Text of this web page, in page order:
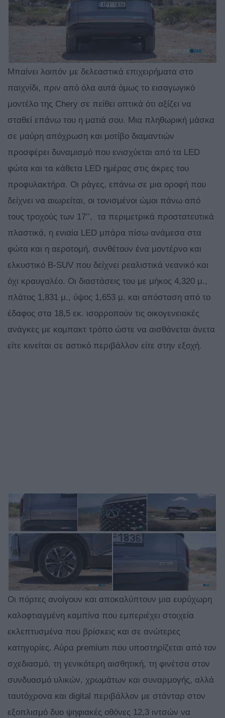
Μπαίνει λοιπόν με δελεαστικά επιχειρήματα στο
παιχνίδι, πριν από όλα αυτά όμως το εισαγωγικό
μοντέλο της Chery σε πείθει οπτικά ότι αξίζει να
σταθεί επάνω του η ματιά σου. Μια πληθωρική μάσκα
σε μαύρη απόχρωση και μοτίβο διαμαντιών
προσφέρει δυναμισμό που ενισχύεται από τα LED
φώτα και τα κάθετα LED ημέρας στις άκρες του
προφυλακτήρα. Οι ράγες, επάνω σε μια οροφή που
δείχνει να αιωρείται, οι τονισμένοι ώμοι πάνω από
τους τροχούς των 17’’, τα περιμετρικά προστατευτικά
πλαστικά, η ενιαία LED μπάρα πίσω ανάμεσα στα
φώτα και η αεροτομή, συνθέτουν ένα μοντέρνο και
ελκυστικό B-SUV που δείχνει ρεαλιστικά νεανικό και
όχι κραυγαλέο. Οι διαστάσεις του με μήκος 4,320 μ.,
πλάτος 1,831 μ., ύψος 1,653 μ. και απόσταση από το
έδαφος στα 18,5 εκ. ισορροπούν τις οικογενειακές
ανάγκες με κομπακτ τρόπο ώστε να αισθάνεται άνετα
είτε κινείται σε αστικό περιβάλλον είτε στην εξοχή.
Οι πόρτες ανοίγουν και αποκαλύπτουν μια ευρύχωρη
καλοφτιαγμένη καμπίνα που εμπεριέχει στοιχεία
εκλεπτυσμένα που βρίσκεις και σε ανώτερες
κατηγορίες. Αύρα premium που υποστηρίζεται από τον
σχεδιασμό, τη γενικότερη αισθητική, τη φινέτσα στον
συνδυασμό υλικών, χρωμάτων και συναρμογής, αλλά
ταυτόχρονα και digital περιβάλλον με στάνταρ στον
εξοπλισμό δυο ψηφιακές οθόνες 12,3 ιντσών να